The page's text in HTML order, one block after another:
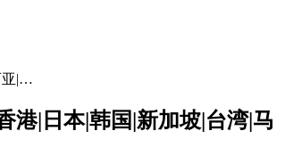
亚|…
|日本|韩国|新加坡|台湾|马